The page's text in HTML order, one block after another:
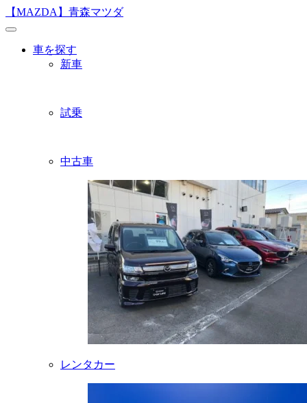
Skip
content
【MAZDA】青森マツダ
車を探す
新車
試乗
中古車
レンタカー